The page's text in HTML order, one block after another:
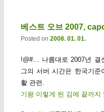
베스트 오브 2007,
Posted on 2008. 01. 01.
!@#… 나름대로 2007년 결
그의 서버 시간은 한국기
활 관련.
기왕 이렇게 된 김에 끝까지